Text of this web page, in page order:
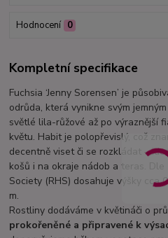
Hodnocení 0
Kompletní specifikace
Fuchsia ‘Jenny Sorensen’ je
odrůda, která vynikne svým
světlé lila-růžové až po výraznější
květu. Habit je polopřevislý, což
decentně viset či se rozkládat –
košů i na okraje nádob a teras.
Society (RHS) dosahuje výšky cca
m.
Rostliny dodáváme v květináči o
prokořeněné a připravené k